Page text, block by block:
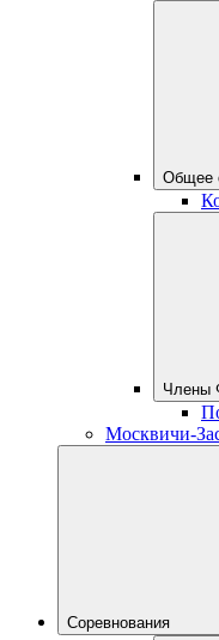
Общее
Члены
Москвичи-
Соревнования